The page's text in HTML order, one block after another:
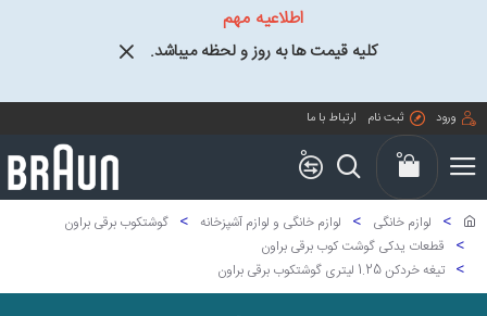
اطلاعیه مهم
کلیه قیمت ها به روز و لحظه میباشد.
ورود ثبت نام ارتباط با ما
0 0
لوازم خانگی لوازم خانگی و لوازم آشپزخانه
گوشتکوب برقی براون
قطعات یدکی گوشت کوب برقی براون
تیغه خردکن 1.25 لیتری گوشتکوب برقی براون